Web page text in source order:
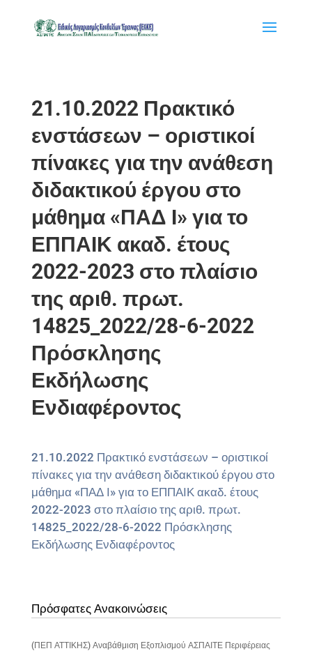
21.10.2022 Πρακτικό
ενστάσεων – οριστικοί
πίνακες για την ανάθεση
διδακτικού έργου στο
μάθημα «ΠΑΔ Ι» για το
ΕΠΠΑΙΚ ακαδ. έτους
2022-2023 στο πλαίσιο
της αριθ. πρωτ.
14825_2022/28-6-2022
Πρόσκλησης
Εκδήλωσης
Ενδιαφέροντος
21.10.2022 Πρακτικό ενστάσεων – οριστικοί
πίνακες για την ανάθεση διδακτικού έργου στο
μάθημα «ΠΑΔ Ι» για το ΕΠΠΑΙΚ ακαδ. έτους
2022-2023 στο πλαίσιο της αριθ. πρωτ.
14825_2022/28-6-2022 Πρόσκλησης
Εκδήλωσης Ενδιαφέροντος
Πρόσφατες Ανακοινώσεις
(ΠΕΠ ΑΤΤΙΚΗΣ) Αναβάθμιση Εξοπλισμού ΑΣΠΑΙΤΕ Περιφέρειας